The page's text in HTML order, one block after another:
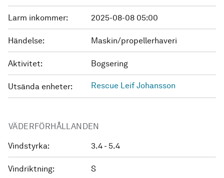
Larm inkommer: 2025-08-08 05:00
Händelse: Maskin/propellerhaveri
Aktivitet: Bogsering
Utsända enheter: Rescue Leif Johansson
VÄDERFÖRHÅLLANDEN
Vindstyrka: 3.4 - 5.4
Vindriktning: S